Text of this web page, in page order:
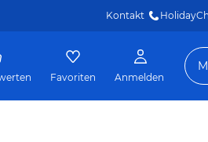
Kontakt
Favoriten Anmelden